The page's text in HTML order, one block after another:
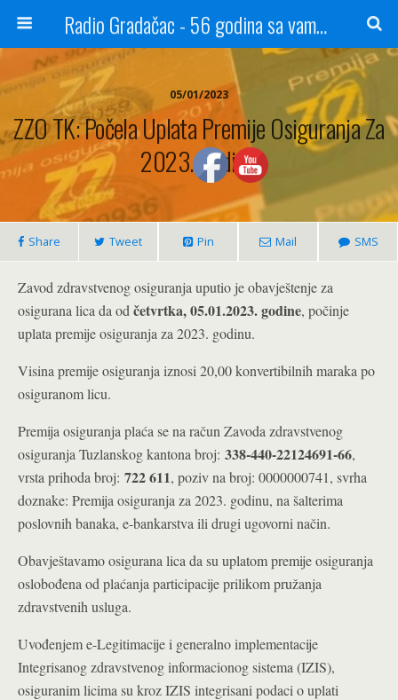
Radio Gradačac - 56 godina sa vama...
05/01/2023
ZZO TK: Počela Uplata Premije Osiguranja Za
2023. Godinu
Share Tweet Pin Mail SMS
Zavod zdravstvenog osiguranja uputio je obavještenje za
osigurana lica da od četvrtka, 05.01.2023. godine, počinje
uplata premije osiguranja za 2023. godinu.
Visina premije osiguranja iznosi 20,00 konvertibilnih maraka po
osiguranom licu.
Premija osiguranja plaća se na račun Zavoda zdravstvenog
osiguranja Tuzlanskog kantona broj: 338-440-22124691-66,
vrsta prihoda broj: 722 611, poziv na broj: 0000000741, svrha
doznake: Premija osiguranja za 2023. godinu, na šalterima
poslovnih banaka, e-bankarstva ili drugi ugovorni način.
Obavještavamo osigurana lica da su uplatom premije osiguranja
oslobođena od plaćanja participacije prilikom pružanja
zdravstvenih usluga.
Uvođenjem e-Legitimacije i generalno implementacije
Integrisanog zdravstvenog informacionog sistema (IZIS),
osiguranim licima su kroz IZIS integrisani podaci o uplati